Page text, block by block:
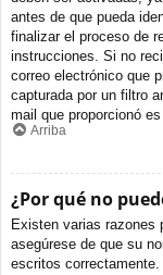
antes de que pueda
finalizar el proceso de
instrucciones. Si no
correo electrónico que
capturada por un filtro
mail que proporcionó
Arriba
¿Por qué no
Existen varias razones
asegúrese de que su
escritos